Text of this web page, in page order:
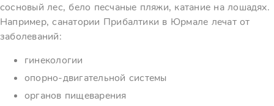
сосновый лес, бело песчаные пляжи, катание на лошадях.
Например, санатории Прибалтики в Юрмале лечат от
заболеваний:
гинекологии
опорно-двигательной системы
органов пищеварения